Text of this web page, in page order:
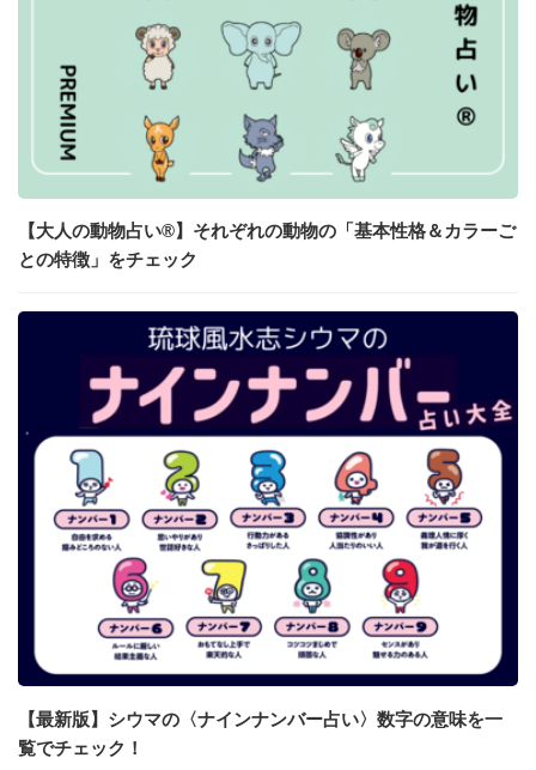
【大人の動物占い®】それぞれの動物の「基本性格＆カラーご
との特徴」をチェック
【最新版】シウマの〈ナインナンバー占い〉数字の意味を一
覧でチェック！